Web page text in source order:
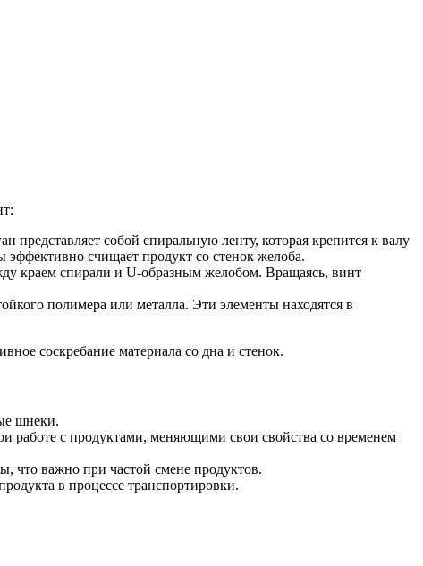
представляет собой спиральную ленту, которая крепится к валу
эффективно счищает продукт со стенок желоба.
краем спирали и U-образным желобом. Вращаясь, винт
полимера или металла. Эти элементы находятся в
соскребание материала со дна и стенок.
шнеки.
работе с продуктами, меняющими свои свойства со временем
что важно при частой смене продуктов.
в процессе транспортировки.